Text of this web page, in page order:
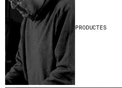
PRODUCTES